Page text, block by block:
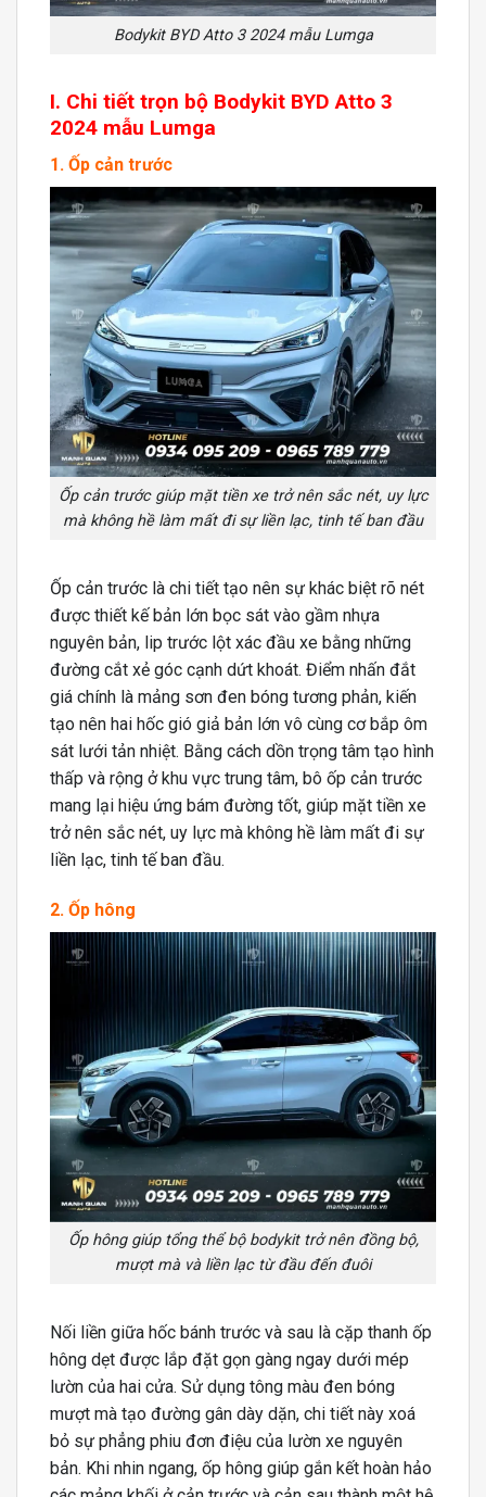
Bodykit BYD Atto 3 2024 mẫu Lumga
I. Chi tiết trọn bộ Bodykit BYD Atto 3
2024 mẫu Lumga
1. Ốp cản trước
Ốp cản trước giúp mặt tiền xe trở nên sắc nét, uy lực
mà không hề làm mất đi sự liền lạc, tinh tế ban đầu
Ốp cản trước là chi tiết tạo nên sự khác biệt rõ nét
được thiết kế bản lớn bọc sát vào gầm nhựa
nguyên bản, lip trước lột xác đầu xe bằng những
đường cắt xẻ góc cạnh dứt khoát. Điểm nhấn đắt
giá chính là mảng sơn đen bóng tương phản, kiến
tạo nên hai hốc gió giả bản lớn vô cùng cơ bắp ôm
sát lưới tản nhiệt. Bằng cách dồn trọng tâm tạo hình
thấp và rộng ở khu vực trung tâm, bô ốp cản trước
mang lại hiệu ứng bám đường tốt, giúp mặt tiền xe
trở nên sắc nét, uy lực mà không hề làm mất đi sự
liền lạc, tinh tế ban đầu.
2. Ốp hông
Ốp hông giúp tổng thể bộ bodykit trở nên đồng bộ,
mượt mà và liền lạc từ đầu đến đuôi
Nối liền giữa hốc bánh trước và sau là cặp thanh ốp
hông dẹt được lắp đặt gọn gàng ngay dưới mép
lườn của hai cửa. Sử dụng tông màu đen bóng
mượt mà tạo đường gân dày dặn, chi tiết này xoá
bỏ sự phẳng phiu đơn điệu của lườn xe nguyên
bản. Khi nhin ngang, ốp hông giúp gắn kết hoàn hảo